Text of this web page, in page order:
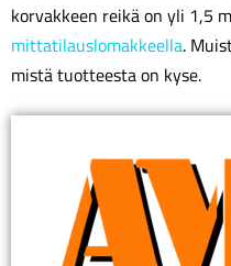
korvakkeen reikä on yli 1,5
mittatilauslomakkeella.
mistä tuotteesta on kyse.